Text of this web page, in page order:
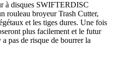
à disques SWIFTERDISC
rouleau broyeur Trash Cutter,
et les tiges dures. Une fois
plus facilement et le futur
pas de risque de bourrer la